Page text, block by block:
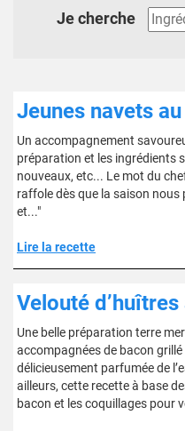
Je cherche
Jeunes navets
Un accompagnement
préparation et les ingrédients
nouveaux, etc... Le mot du
raffole dès que la saison
et..."
Lire la recette
Velouté
Une belle préparation terre
accompagnées de bacon
délicieusement parfumée de
ailleurs, cette recette à base
bacon et les coquillages pour